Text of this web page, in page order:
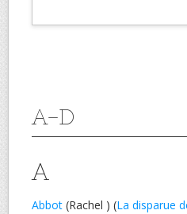
A-D
A
Abbot (Rachel ) (La disparue